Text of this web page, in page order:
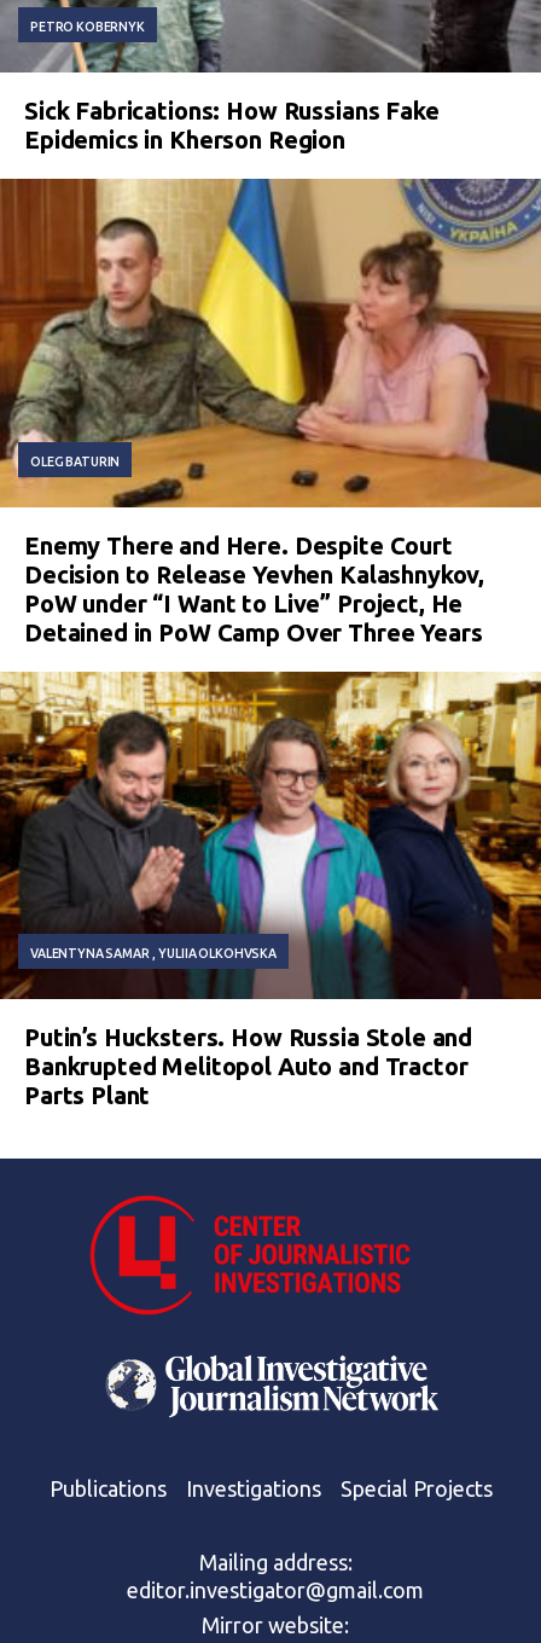
PETRO KOBERNYK
Sick Fabrications: How Russians Fake
Epidemics in Kherson Region
OLEG BATURIN
Enemy There and Here. Despite Court
Decision to Release Yevhen Kalashnykov,
PoW under “I Want to Live” Project, He
Detained in PoW Camp Over Three Years
VALENTYNA SAMAR YULIIA OLKOHVSKA
Putin’s Hucksters. How Russia Stole and
Bankrupted Melitopol Auto and Tractor
Parts Plant
Publications Investigations Special Projects
Mailing address:
editor.investigator@gmail.com
Mirror website: